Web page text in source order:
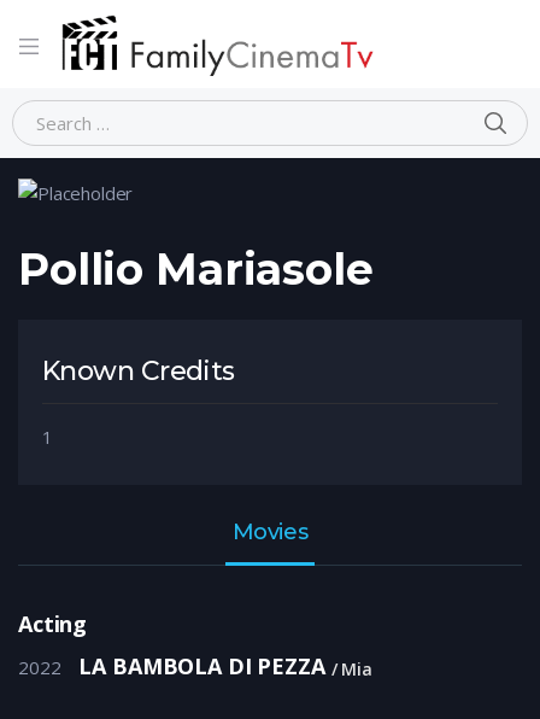
Home Person Pollio Mariasole
Pollio Mariasole
Known Credits
1
Movies
Acting
2022 LA BAMBOLA DI PEZZA Mia